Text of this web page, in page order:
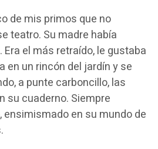
de mis primos que no
teatro. Su madre había
el más retraído, le gustaba
en un rincón del jardín y se
a punte carboncillo, las
su cuaderno. Siempre
en su mundo de